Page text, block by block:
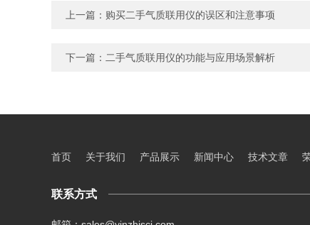
上一篇： 购买二手气质联用仪的误区和注意事项
下一篇： 二手气质联用仪的功能与应用场景解析
首页 关于我们 产品展示 新闻中心 技术文章
联系方式